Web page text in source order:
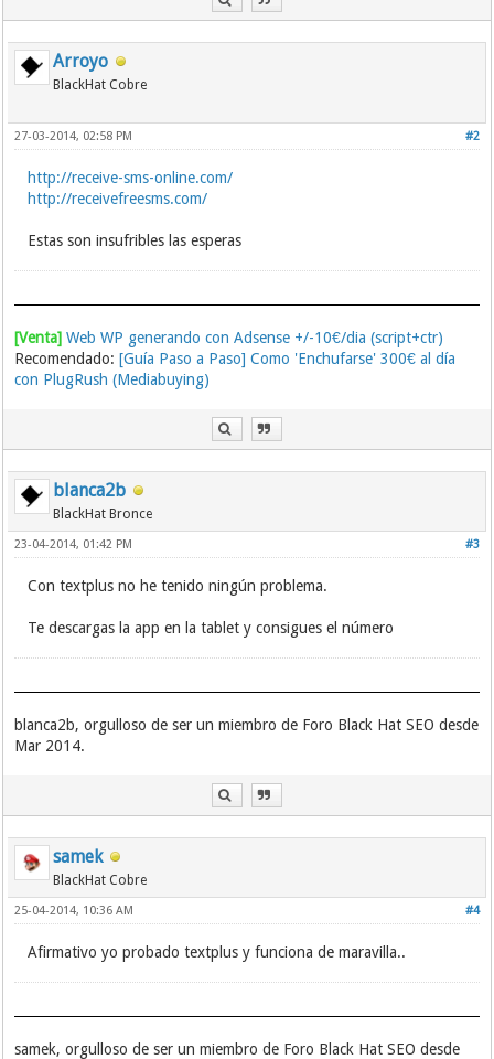
Arroyo
BlackHat Cobre
#2
27-03-2014, 02:58 PM
http://receive-sms-online.com/
http://receivefreesms.com/
Estas son insufribles las esperas
[Venta] Web WP generando con Adsense +/-10€/dia (script+ctr)
Recomendado:[Guía Paso a Paso] Como 'Enchufarse' 300€ al día
con PlugRush (Mediabuying)
blanca2b
BlackHat Bronce
#3
23-04-2014, 01:42 PM
Con textplus no he tenido ningún problema.
Te descargas la app en la tablet y consigues el número
blanca2b, orgulloso de ser un miembro de Foro Black Hat SEO desde
Mar 2014.
samek
BlackHat Cobre
#4
25-04-2014, 10:36 AM
Afirmativo yo probado textplus y funciona de maravilla..
samek, orgulloso de ser un miembro de Foro Black Hat SEO desde